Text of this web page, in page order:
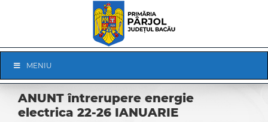
Navigation
MENIU
ANUNT întrerupere energie
electrica 22-26 IANUARIE